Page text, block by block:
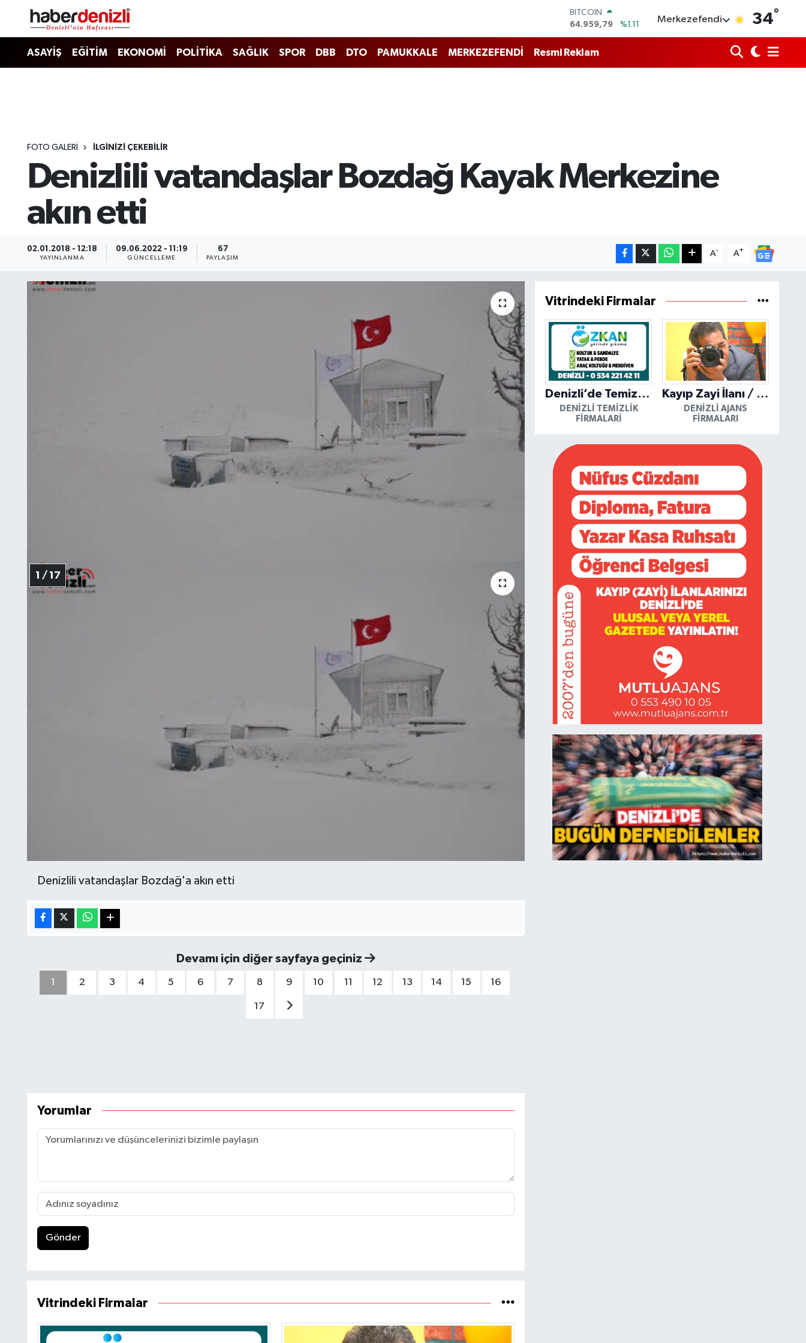
BITCOIN
64.959,79
%1.11
DOLAR
47,7436
Merkezefendi 34°
ASAYİŞ EĞİTİM EKONOMİ POLİTİKA SAĞLIK SPOR DBB DTO PAMUKKALE MERKEZEFENDİ Resmi Reklam
FOTO GALERI İLGINIZI ÇEKEBILIR
Denizlili vatandaşlar Bozdağ Kayak Merkezine
akın etti
02.01.2018 - 12:18
YAYINLANMA
09.06.2022 - 11:19
GÜNCELLEME
67
PAYLAŞIM
A- A+
1 / 17
Denizlili vatandaşlar Bozdağ'a akın etti
Devamı için diğer sayfaya geçiniz
1 2 3 4 5 6 7 8 9 10 11 12 13 14 15 16
17
Yorumlar
Gönder
Vitrindeki Firmalar
Vitrindeki Firmalar
Denizli’de Temizliğin Güvenilir Adresi: Özkan Yerinde Yıkama
DENIZLI TEMIZLIK
FIRMALARI
Kayıp Zayi İlanı / Mutlu Ajans / Denizli
DENIZLI AJANS
FIRMALARI
Denizli Nöbetçi Eczaneler
Tüm Manşetler
Son Dakika Haberleri